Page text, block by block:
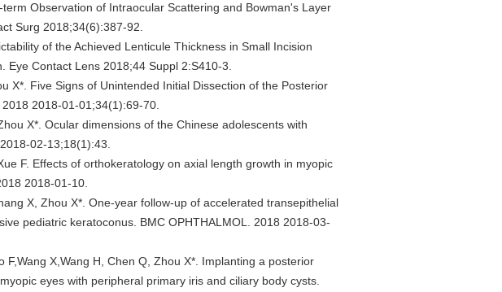
Observation of Intraocular Scattering and Bowman's Layer
Surg 2018;34(6):387-92.
of the Achieved Lenticule Thickness in Small Incision
Contact Lens 2018;44 Suppl 2:S410-3.
X*. Five Signs of Unintended Initial Dissection of the Posterior
2018-01-01;34(1):69-70.
X*. Ocular dimensions of the Chinese adolescents with
02-13;18(1):43.
F. Effects of orthokeratology on axial length growth in myopic
2018-01-10.
X, Zhou X*. One-year follow-up of accelerated transepithelial
pediatric keratoconus. BMC OPHTHALMOL. 2018 2018-03-
F,Wang X,Wang H, Chen Q, Zhou X*. Implanting a posterior
eyes with peripheral primary iris and ciliary body cysts.